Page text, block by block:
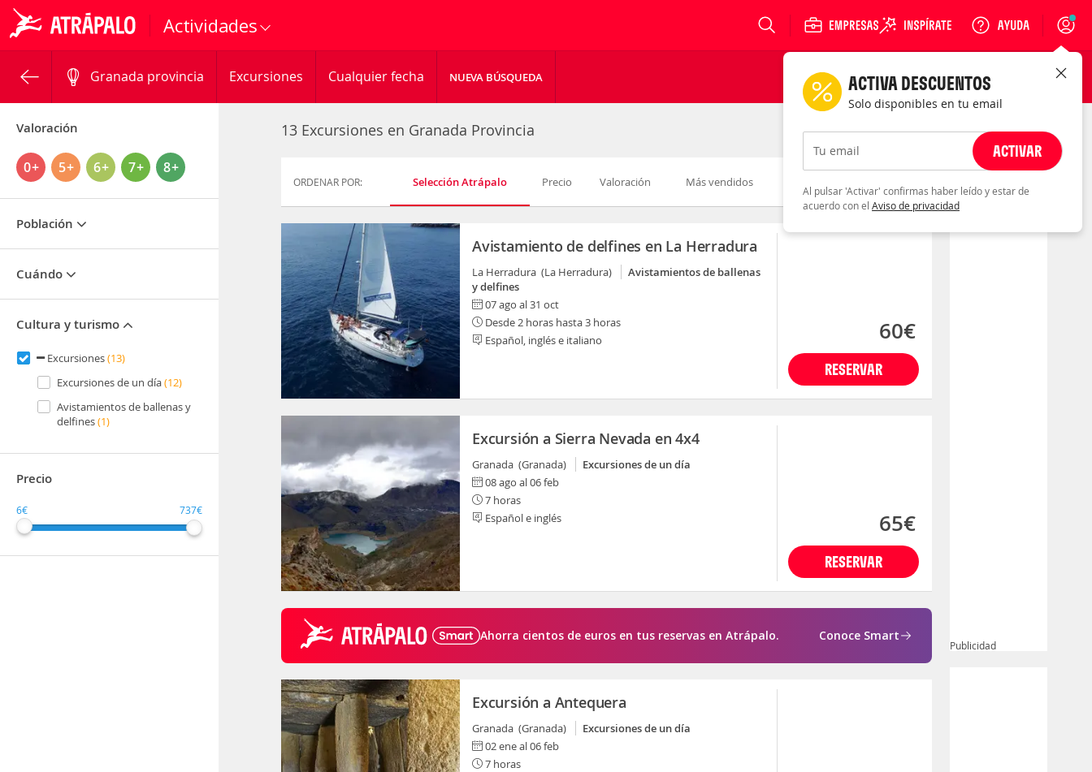
Actividades Login
Granada provincia Excursiones Cualquier fecha NUEVA BÚSQUEDA
Valoración
0+ 5+ 6+ 7+ 8+
Población
Cuándo
Cultura y turismo
Excursiones(13)
Excursiones de un día(12)
Avistamientos de ballenas y
delfines(1)
Precio
6€ 737€
13 Excursiones en Granada Provincia
ORDENAR POR: Selección Atrápalo Precio Valoración Más vendidos
Avistamiento de delfines en La Herradura
La Herradura (La Herradura)
Avistamientos de ballenas
y delfines
07 ago al 31 oct
Desde 2 horas hasta 3 horas
Español, inglés e italiano
RESERVAR
60€
Excursión a Sierra Nevada en 4x4
Granada (Granada)
Excursiones de un día
08 ago al 06 feb
7 horas
Español e inglés
RESERVAR
65€
Ahorra cientos de euros en tus reservas en Atrápalo. Conoce Smart
Excursión a Antequera
Granada (Granada)
Excursiones de un día
02 ene al 06 feb
7 horas
Publicidad
ACTIVA DESCUENTOS
Solo disponibles en tu email
Tu email ACTIVAR
Al pulsar 'Activar' confirmas haber leído y estar de
acuerdo con el Aviso de privacidad